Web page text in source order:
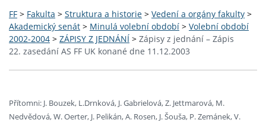
FF > Fakulta > Struktura a historie > Vedení a orgány fakulty >
Akademický senát > Minulá volební období > Volební období
2002-2004 > ZÁPISY Z JEDNÁNÍ > Zápisy z jednání – Zápis
22. zasedání AS FF UK konané dne 11.12.2003
Přítomni: J. Bouzek, L.Drnková, J. Gabrielová, Z. Jettmarová, M.
Nedvědová, W. Oerter, J. Pelikán, A. Rosen, J. Šouša, P. Zemánek, V.